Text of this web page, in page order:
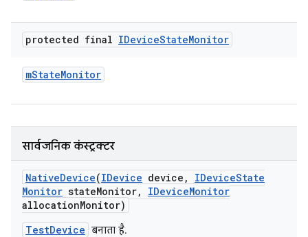
protected final IDeviceStateMonitor
mStateMonitor
सार्वजनिक कंस्ट्रक्टर
NativeDevice(IDevice device , IDeviceState
Monitor stateMonitor, IDeviceMonitor
allocationMonitor)
TestDevice बनाता है.